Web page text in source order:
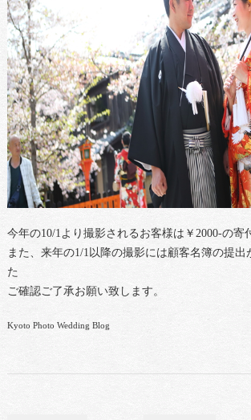
今年の10/1より撮影されるお客様は￥2000-の寄
また、来年の1/1以降の撮影には顧客名簿の提出
た
ご確認ご了承お願い致します。
Kyoto Photo Wedding Blog